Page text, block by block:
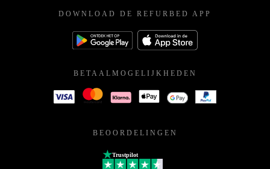
DOWNLOAD DE REFURBED APP
BETAALMOGELIJKHEDEN
BEOORDELINGEN
Trustpilot